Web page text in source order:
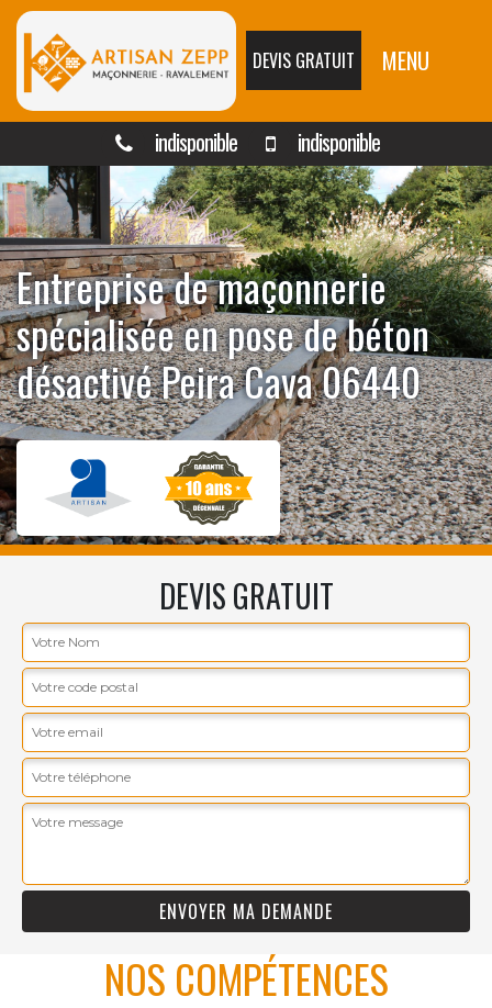
DEVIS GRATUIT MENU
indisponible indisponible
Entreprise de maçonnerie
spécialisée en pose de béton
désactivé Peira Cava 06440
DEVIS GRATUIT
NOS COMPÉTENCES